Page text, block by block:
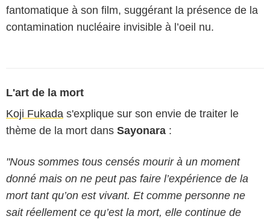
fantomatique à son film, suggérant la présence de la
contamination nucléaire invisible à l’oeil nu.
L'art de la mort
Koji Fukada s'explique sur son envie de traiter le
thème de la mort dans Sayonara :
"Nous sommes tous censés mourir à un moment
donné mais on ne peut pas faire l’expérience de la
mort tant qu’on est vivant. Et comme personne ne
sait réellement ce qu’est la mort, elle continue de